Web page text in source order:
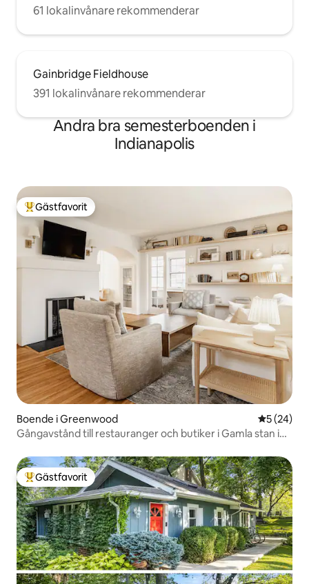
61 lokalinvånare rekommenderar
Gainbridge Fieldhouse
391 lokalinvånare rekommenderar
Andra bra semesterboenden i
Indianapolis
Populär gästfavorit
Gästfavorit
Boende i Greenwood 5 av 5 i
5 (24)
Gångavstånd till restauranger och butiker i Gamla stan i
Populär gästfavorit
Gästfavorit